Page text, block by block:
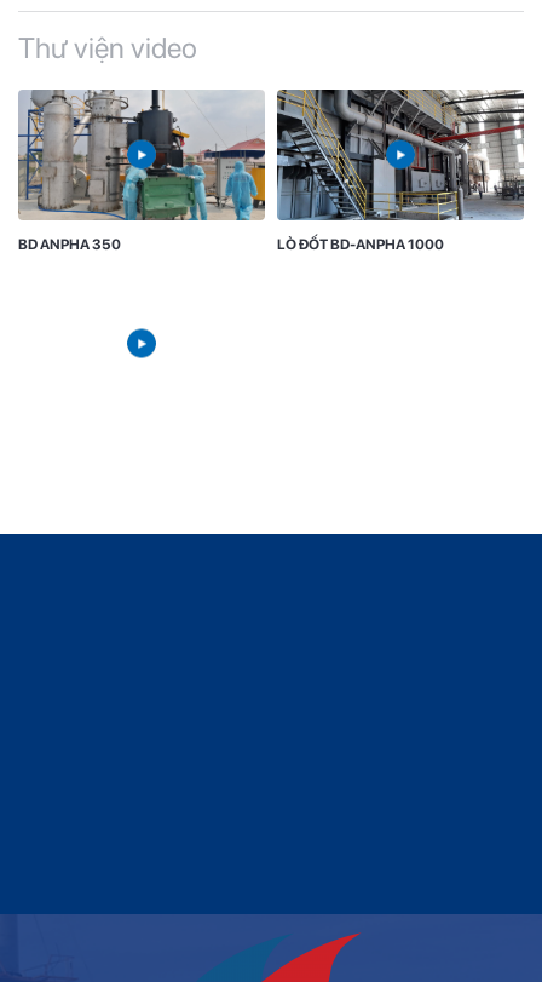
Thư viện video
BD ANPHA 350 LÒ ĐỐT BD-ANPHA 1000